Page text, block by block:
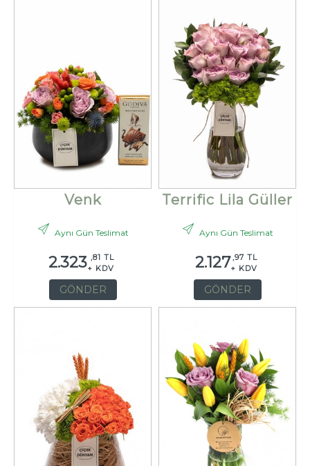
Venk
Aynı Gün Teslimat
2.323 ,81 TL
+ KDV
GÖNDER
Terrific Lila Güller
Aynı Gün Teslimat
2.127 ,97 TL
+ KDV
GÖNDER